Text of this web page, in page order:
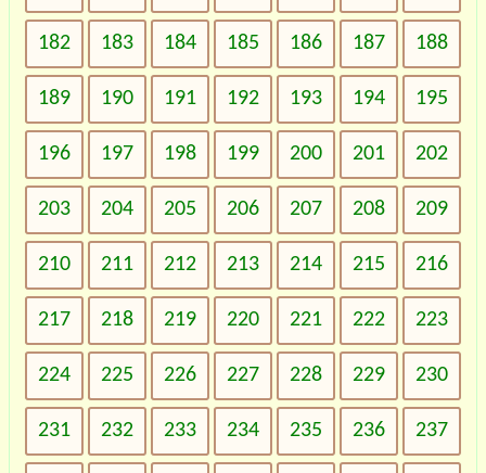
182 183 184 185 186 187 188
189 190 191 192 193 194 195
196 197 198 199 200 201 202
203 204 205 206 207 208 209
210 211 212 213 214 215 216
217 218 219 220 221 222 223
224 225 226 227 228 229 230
231 232 233 234 235 236 237